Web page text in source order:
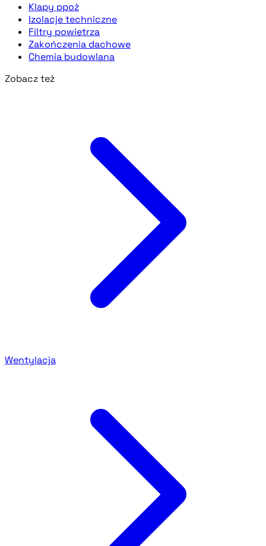
Klapy ppoż
Izolacje techniczne
Filtry powietrza
Zakończenia dachowe
Chemia budowlana
Zobacz też
Wentylacja